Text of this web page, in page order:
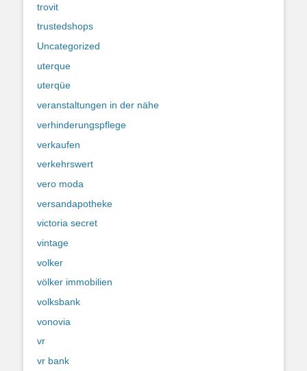
trovit
trustedshops
Uncategorized
uterque
uterqüe
veranstaltungen in der nähe
verhinderungspflege
verkaufen
verkehrswert
vero moda
versandapotheke
victoria secret
vintage
volker
völker immobilien
volksbank
vonovia
vr
vr bank